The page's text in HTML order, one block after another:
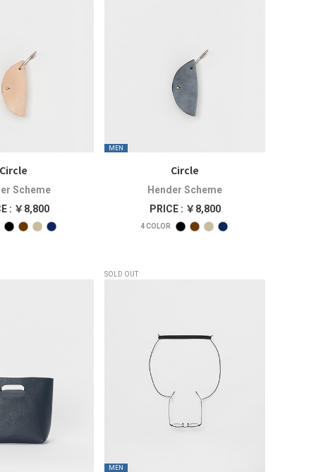
Circle
Scheme
: ￥8,800
MEN
Circle
Hender Scheme
PRICE : ￥8,800
4COLOR
SOLD OUT
MEN